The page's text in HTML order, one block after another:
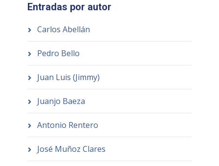
Entradas por autor
Carlos Abellán
Pedro Bello
Juan Luis (Jimmy)
Juanjo Baeza
Antonio Rentero
José Muñoz Clares